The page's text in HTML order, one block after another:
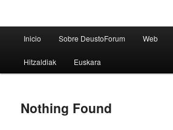
Skip to primary content
Skip to secondary content
Inicio Sobre DeustoForum Web
Hitzaldiak Euskara
Nothing Found